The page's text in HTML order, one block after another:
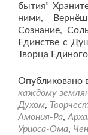
бытия”
ними,
Сознание,
Единстве с
Творца
Опубликовано
каждому
Духом,
Амония-Ра,
Уриоса-Ома,